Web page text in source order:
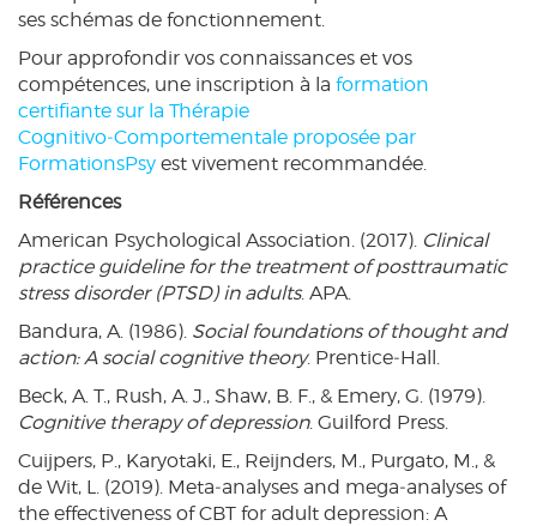
ses schémas de fonctionnement.
Pour approfondir vos connaissances et vos
compétences, une inscription à la formation
certifiante sur la Thérapie
Cognitivo‑Comportementale proposée par
FormationsPsy est vivement recommandée.
Références
American Psychological Association. (2017). Clinical
practice guideline for the treatment of posttraumatic
stress disorder (PTSD) in adults. APA.
Bandura, A. (1986). Social foundations of thought and
action: A social cognitive theory. Prentice‑Hall.
Beck, A. T., Rush, A. J., Shaw, B. F., & Emery, G. (1979).
Cognitive therapy of depression. Guilford Press.
Cuijpers, P., Karyotaki, E., Reijnders, M., Purgato, M., &
de Wit, L. (2019). Meta‑analyses and mega‑analyses of
the effectiveness of CBT for adult depression: A